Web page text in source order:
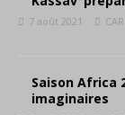
7 août 2021
Saison Africa
imaginaires